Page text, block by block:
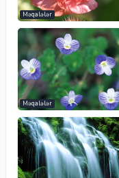
Məqalələr
Məqalələr